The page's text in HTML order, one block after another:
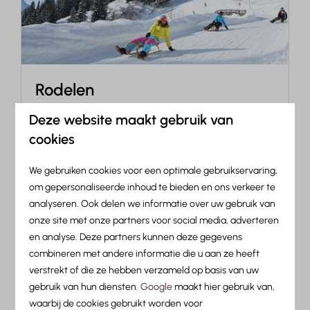
Rodelen
Ontdek een van de meest populaire activiteiten
van het winterseizoen en race met de slee van
de berg af! Wie is het eerst beneden?
Meer
In de omgeving: 10km
Deze website maakt gebruik van
cookies
We gebruiken cookies voor een optimale gebruikservaring,
om gepersonaliseerde inhoud te bieden en ons verkeer te
analyseren. Ook delen we informatie over uw gebruik van
onze site met onze partners voor social media, adverteren
en analyse. Deze partners kunnen deze gegevens
combineren met andere informatie die u aan ze heeft
verstrekt of die ze hebben verzameld op basis van uw
gebruik van hun diensten.Googlemaakt hier gebruik van,
waarbij de cookies gebruikt worden voor